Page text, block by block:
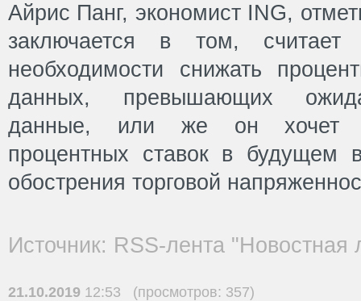
Айрис Панг, экономист ING,
заключается в том,
необходимости снижать
данных, превышающих
данные, или же он хочет
процентных ставок в будущем
обострения торговой
Источник: RSS-лента "Новостная
21.10.2019 12:53 (просмотров: 357)